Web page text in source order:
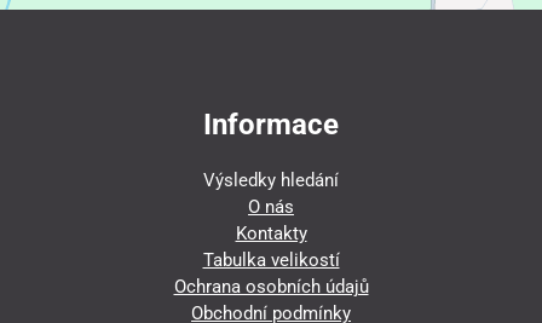
Informace
Výsledky hledání
O nás
Kontakty
Tabulka velikostí
Ochrana osobních údajů
Obchodní podmínky